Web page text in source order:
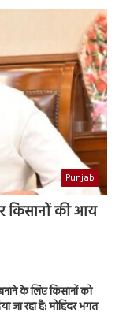
Punjab
किसानों की आय
के लिए किसानों को
जा रहा है: मोहिंदर भगत